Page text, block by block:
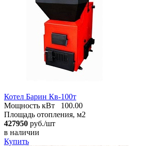
Котел Барин Кв-100т
Мощность кВт
100.00
Площадь отопления, м2
427950 руб./шт
в наличии
Купить